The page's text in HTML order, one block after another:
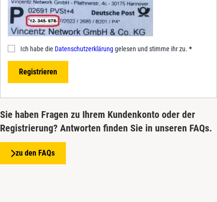
Ich habe die Datenschutzerklärung gelesen und stimme ihr zu. *
Registrieren
Sie haben Fragen zu Ihrem Kundenkonto oder der
Registrierung? Antworten finden Sie in unseren FAQs.
zu den FAQs